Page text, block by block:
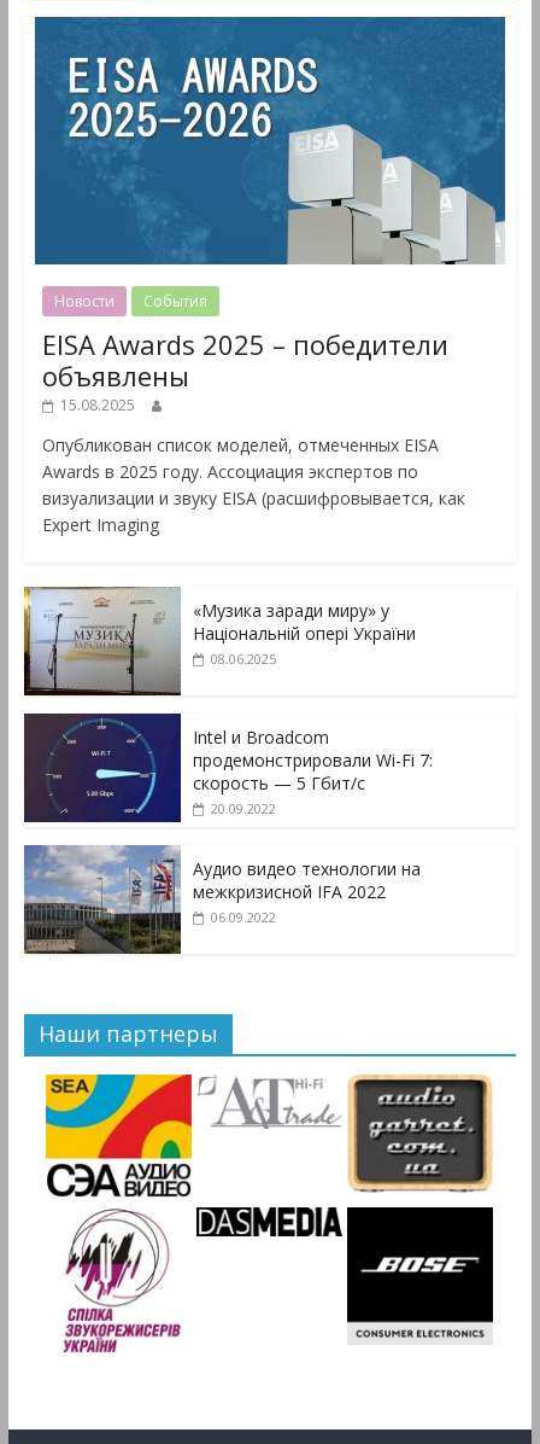
Новости События
EISA Awards 2025 – победители
объявлены
15.08.2025
Опубликован список моделей, отмеченных EISA
Awards в 2025 году. Ассоциация экспертов по
визуализации и звуку EISA (расшифровывается, как
Expert Imaging
«Музика заради миру» у
Національній опері України
08.06.2025
Intel и Broadcom
продемонстрировали Wi-Fi 7:
скорость — 5 Гбит/с
20.09.2022
Аудио видео технологии на
межкризисной IFA 2022
06.09.2022
Наши партнеры